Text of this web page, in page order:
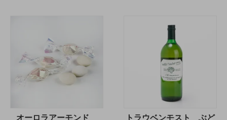
オーロラアーモンド
トラウベンモスト ぶど